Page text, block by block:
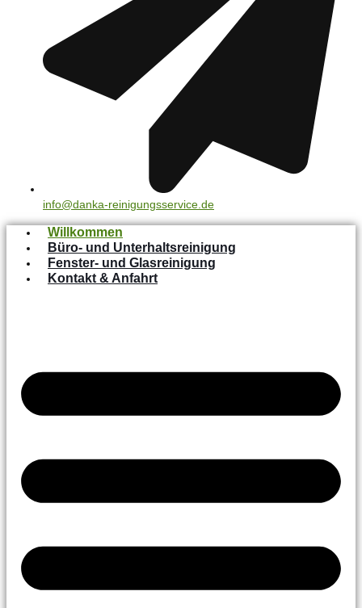
info@danka-reinigungsservice.de
Willkommen
Büro- und Unterhaltsreinigung
Fenster- und Glasreinigung
Kontakt & Anfahrt